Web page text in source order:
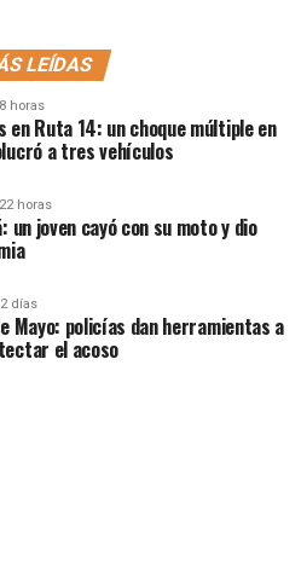
LEÍDAS
horas
en Ruta 14: un choque múltiple en
a tres vehículos
horas
un joven cayó con su moto y dio
días
Mayo: policías dan herramientas a
el acoso